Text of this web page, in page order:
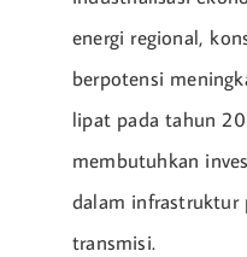
energi regional,
berpotensi
lipat pada tahun
membutuhkan
dalam infrastruktur
transmisi.